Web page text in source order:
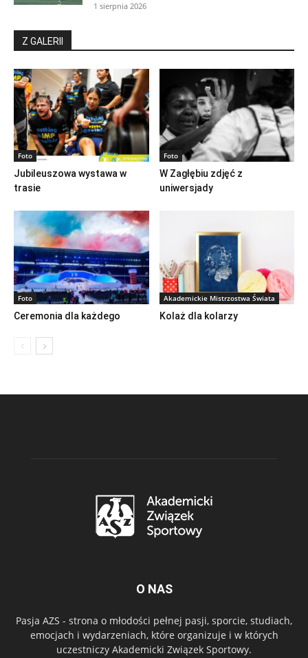
1 sierpnia 2026
Z GALERII
Foto
Jubileuszowa wystawa w
trasie
Foto
W Zagłębiu zdjęć z
uniwersjady
Foto
Ceremonia dla każdego
Akademickie Mistrzostwa Świata
Kolaż dla kolarzy
O NAS
Pasja AZS - strona o młodości pełnej pasji, sporcie, studiach,
emocjach i wydarzeniach, które organizuje i w których
uczestniczy Akademicki Związek Sportowy.